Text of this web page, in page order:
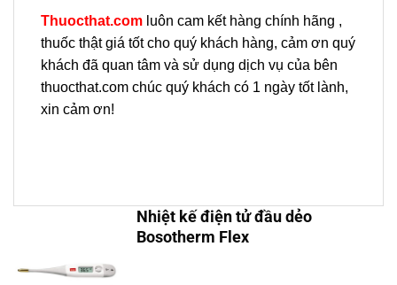
Thuocthat.com luôn cam kết hàng chính hãng ,
thuốc thật giá tốt cho quý khách hàng, cảm ơn quý
khách đã quan tâm và sử dụng dịch vụ của bên
thuocthat.com chúc quý khách có 1 ngày tốt lành,
xin cảm ơn!
Nhiệt kế điện tử đầu dẻo
Bosotherm Flex